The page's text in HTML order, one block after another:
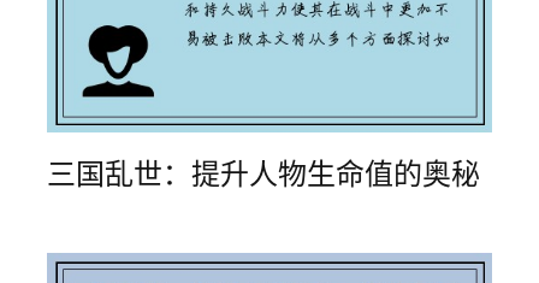
三国乱世：提升人物生命值的奥秘